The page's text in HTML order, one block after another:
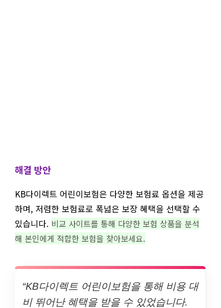
해결 방안
KB다이렉트 어린이보험은 다양한 보험료 옵션을 제공
하며, 저렴한 보험료로 폭넓은 보장 혜택을 선택할 수
있습니다. 비교 사이트를 통해 다양한 보험 상품을 분석
해 본인에게 적합한 보험을 찾아보세요.
“KB다이렉트 어린이보험을 통해 비용 대
비 뛰어난 혜택을 받을 수 있었습니다.